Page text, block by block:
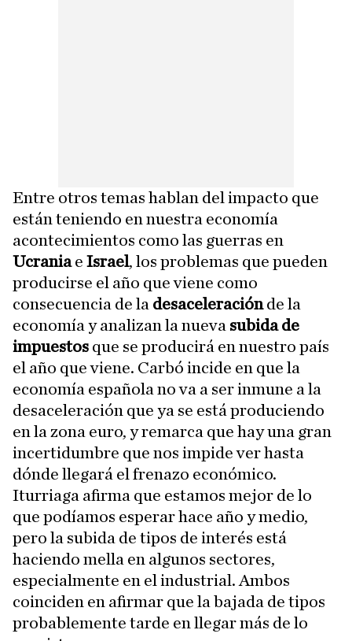
Entre otros temas hablan del impacto que
están teniendo en nuestra economía
acontecimientos como las guerras en
Ucraniae Israel, los problemas que pueden
producirse el año que viene como
consecuencia de la desaceleraciónde la
economía y analizan la nueva subida de
impuestos que se producirá en nuestro país
el año que viene. Carbó incide en que la
economía española no va a ser inmune a la
desaceleración que ya se está produciendo
en la zona euro, y remarca que hay una gran
incertidumbre que nos impide ver hasta
dónde llegará el frenazo económico.
Iturriaga afirma que estamos mejor de lo
que podíamos esperar hace año y medio,
pero la subida de tipos de interés está
haciendo mella en algunos sectores,
especialmente en el industrial. Ambos
coinciden en afirmar que la bajada de tipos
probablemente tarde en llegar más de lo